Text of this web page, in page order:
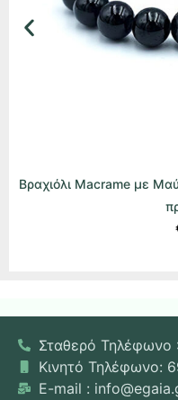
Βραχιόλι Macrame με
Σταθερό Τηλέφωνο
Κινητό Τηλέφωνο:
E-mail :